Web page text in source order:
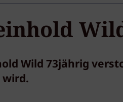
Wild 73jährig